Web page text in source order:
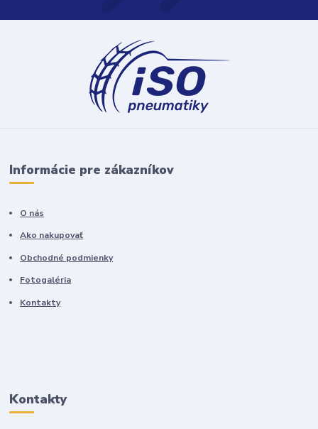
Informácie pre zákazníkov
O nás
Ako nakupovať
Obchodné podmienky
Fotogaléria
Kontakty
Kontakty